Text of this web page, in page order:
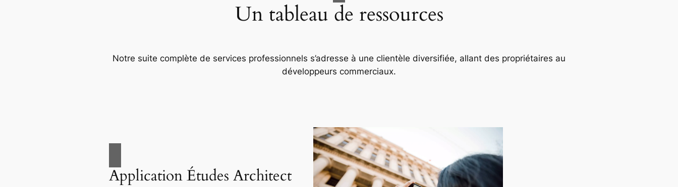
Un tableau de ressources
Notre suite complète de services professionnels s’adresse à une clientèle diversifiée, allant des propriétaires au
développeurs commerciaux.
Application Études Architect